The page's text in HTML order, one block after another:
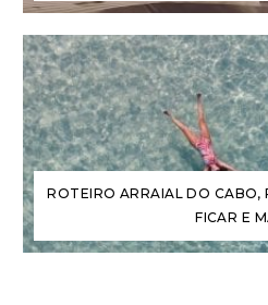
ROTEIRO ARRAIAL DO CABO,
FICAR E